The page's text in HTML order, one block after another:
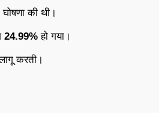
की थी।
24.99% हो गया।
करती।